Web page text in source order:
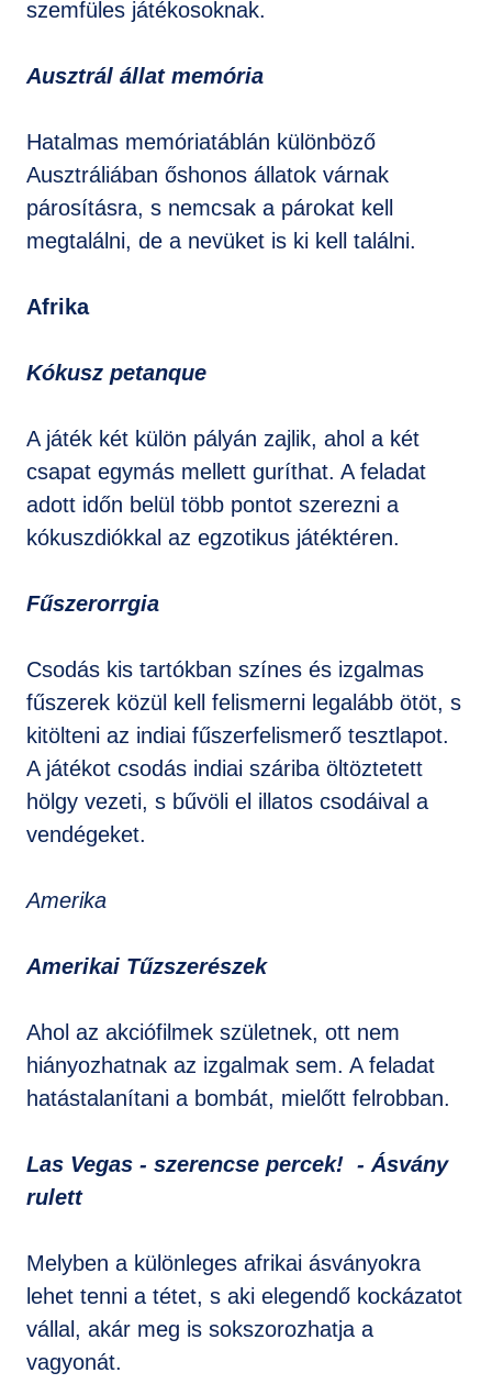
szemfüles játékosoknak.
Ausztrál állat memória
Hatalmas memóriatáblán különböző
Ausztráliában őshonos állatok várnak
párosításra, s nemcsak a párokat kell
megtalálni, de a nevüket is ki kell találni.
Afrika
Kókusz petanque
A játék két külön pályán zajlik, ahol a két
csapat egymás mellett guríthat. A feladat
adott időn belül több pontot szerezni a
kókuszdiókkal az egzotikus játéktéren.
Fűszerorrgia
Csodás kis tartókban színes és izgalmas
fűszerek közül kell felismerni legalább ötöt, s
kitölteni az indiai fűszerfelismerő tesztlapot.
A játékot csodás indiai száriba öltöztetett
hölgy vezeti, s bűvöli el illatos csodáival a
vendégeket.
Amerika
Amerikai Tűzszerészek
Ahol az akciófilmek születnek, ott nem
hiányozhatnak az izgalmak sem. A feladat
hatástalanítani a bombát, mielőtt felrobban.
Las Vegas - szerencse percek! - Ásvány
rulett
Melyben a különleges afrikai ásványokra
lehet tenni a tétet, s aki elegendő kockázatot
vállal, akár meg is sokszorozhatja a
vagyonát.